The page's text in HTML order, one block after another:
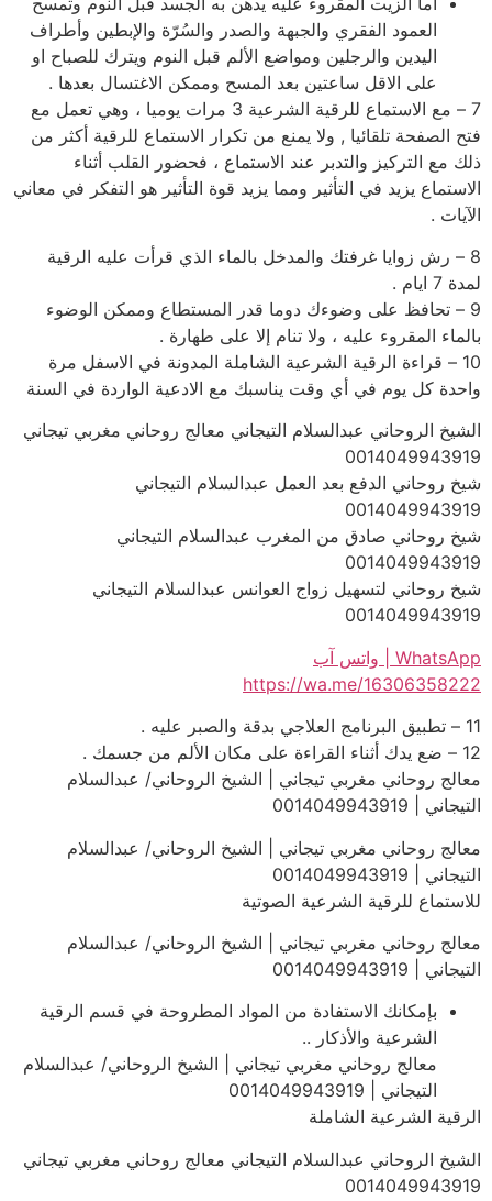
العمود الفقري والجبهة والصدر والسُرّة والإبطين وأطراف
اليدين والرجلين ومواضع الألم قبل النوم ويترك للصباح او
على الاقل ساعتين بعد المسح وممكن الاغتسال بعدها .
7 – مع الاستماع للرقية الشرعية 3 مرات يوميا ، وهي تعمل مع
فتح الصفحة تلقائيا , ولا يمنع من تكرار الاستماع للرقية أكثر من
ذلك مع التركيز والتدبر عند الاستماع ، فحضور القلب أثناء
الاستماع يزيد في التأثير ومما يزيد قوة التأثير هو التفكر في معاني
الآيات .
8 – رش زوايا غرفتك والمدخل بالماء الذي قرأت عليه الرقية
لمدة 7 ايام .
9 – تحافظ على وضوءك دوما قدر المستطاع وممكن الوضوء
بالماء المقروء عليه ، ولا تنام إلا على طهارة .
10 – قراءة الرقية الشرعية الشاملة المدونة في الاسفل مرة
واحدة كل يوم في أي وقت يناسبك مع الادعية الواردة في السنة
الشيخ الروحاني عبدالسلام التيجاني معالج روحاني مغربي تيجاني
0014049943919
شيخ روحاني الدفع بعد العمل عبدالسلام التيجاني
0014049943919
شيخ روحاني صادق من المغرب عبدالسلام التيجاني
0014049943919
شيخ روحاني لتسهيل زواج العوانس عبدالسلام التيجاني
0014049943919
WhatsApp | واتس آب
https://wa.me/16306358222
11 – تطبيق البرنامج العلاجي بدقة والصبر عليه .
12 – ضع يدك أثناء القراءة على مكان الألم من جسمك .
معالج روحاني مغربي تيجاني | الشيخ الروحاني/ عبدالسلام
التيجاني | 0014049943919
معالج روحاني مغربي تيجاني | الشيخ الروحاني/ عبدالسلام
التيجاني | 0014049943919
للاستماع للرقية الشرعية الصوتية
معالج روحاني مغربي تيجاني | الشيخ الروحاني/ عبدالسلام
التيجاني | 0014049943919
بإمكانك الاستفادة من المواد المطروحة في قسم الرقية
الشرعية والأذكار ..
معالج روحاني مغربي تيجاني | الشيخ الروحاني/ عبدالسلام
التيجاني | 0014049943919
الرقية الشرعية الشاملة
الشيخ الروحاني عبدالسلام التيجاني معالج روحاني مغربي تيجاني
0014049943919